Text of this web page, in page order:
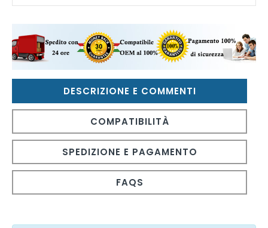
DESCRIZIONE E COMMENTI
COMPATIBILITÀ
SPEDIZIONE E PAGAMENTO
FAQS